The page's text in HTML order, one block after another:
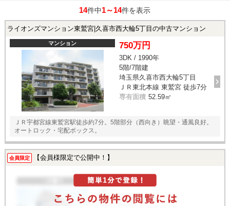
14件中1～14件を表示
ライオンズマンション東鷲宮|久喜市西大輪5丁目の中古マンション
マンション 750万円
3DK / 1990年
5階/7階建
埼玉県久喜市西大輪5丁目
ＪＲ東北本線 東鷲宮 徒歩7分
専有面積 52.59㎡
ＪＲ宇都宮線東鷲宮駅徒歩約7分。5階部分（西向き）眺望・通風良好。
オートロック・宅配ボックス。
会員限定 【会員様限定で公開中！】